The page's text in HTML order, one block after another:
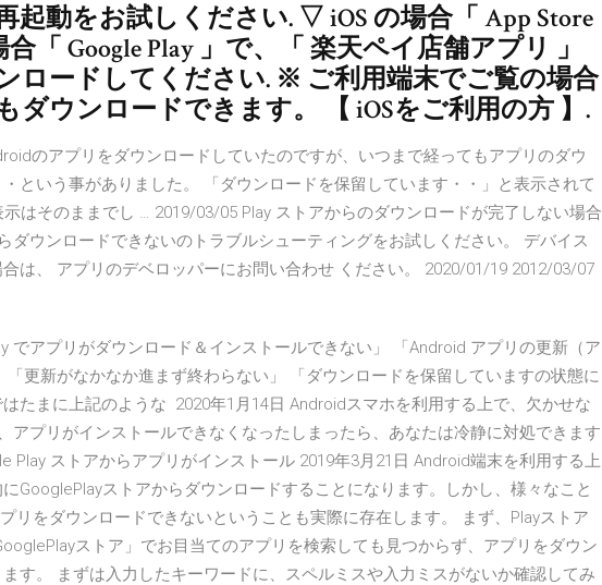
起動をお試しください. ▽ iOS の場合「 App Store
「 Google Play 」で、「 楽天ペイ店舗アプリ 」
ロードしてください. ※ ご利用端末でご覧の場合
ダウンロードできます。 【 iOSをご利用の方 】.
のアプリをダウンロードしていたのですが、いつまで経ってもアプリのダウ
という事がありました。 「ダウンロードを保留しています・・」と表示されて
はそのままでし … 2019/03/05 Play ストアからのダウンロードが完了しない場合
ダウンロードできないのトラブルシューティングをお試しください。 デバイス
は、 アプリのデベロッパーにお問い合わせ ください。 2020/01/19 2012/03/07
でアプリがダウンロード＆インストールできない」 「Android アプリの更新（ア
「更新がなかなか進まず終わらない」 「ダウンロードを保留していますの状態に
たまに上記のような 2020年1月14日 Androidスマホを利用する上で、欠かせな
アプリがインストールできなくなったしまったら、あなたは冷静に対処できます
Play ストアからアプリがインストール 2019年3月21日 Android端末を利用する上
GooglePlayストアからダウンロードすることになります。しかし、様々なこと
リをダウンロードできないということも実際に存在します。 まず、Playストア
ストア」でお目当てのアプリを検索しても見つからず、アプリをダウン
す。 まずは入力したキーワードに、スペルミスや入力ミスがないか確認してみ